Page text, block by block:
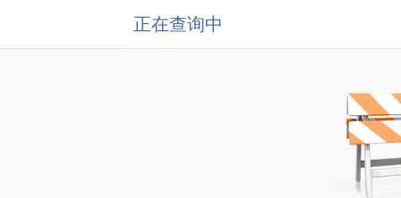
正在查询中